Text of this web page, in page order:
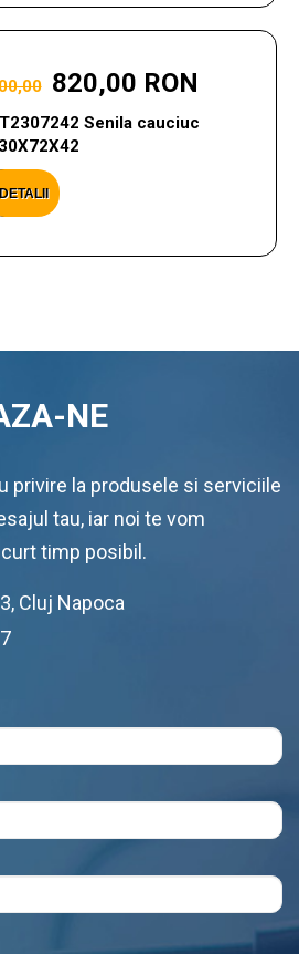
820,00 RON
Senila cauciuc
DETALII
NE
privire la produsele si serviciile
tau, iar noi te vom
timp posibil.
Cluj Napoca